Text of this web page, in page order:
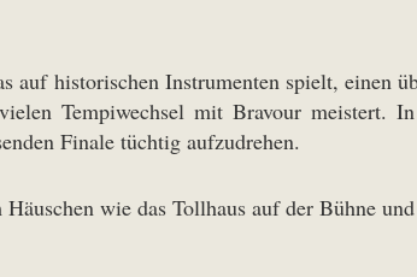
auf historischen Instrumenten spielt, einen
Tempiwechsel mit Bravour
Finale tüchtig aufzudrehen.
wie das Tollhaus auf der Bühne